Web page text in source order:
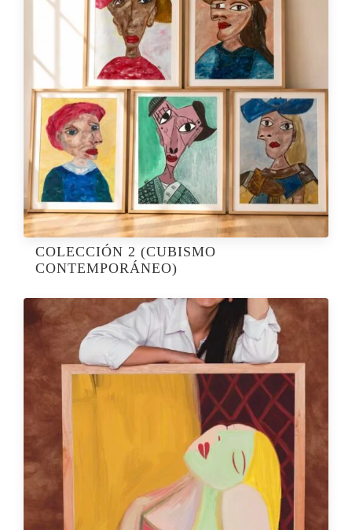
COLECCIÓN 2 (CUBISMO
CONTEMPORÁNEO)